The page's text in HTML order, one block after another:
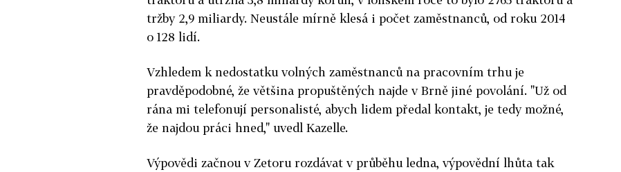
tržby 2,9 miliardy. Neustále mírně klesá i počet zaměstnanců, od roku 2014
o 128 lidí.
Vzhledem k nedostatku volných zaměstnanců na pracovním trhu je
pravděpodobné, že většina propuštěných najde v Brně jiné povolání. "Už od
rána mi telefonují personalisté, abych lidem předal kontakt, je tedy možné,
že najdou práci hned," uvedl Kazelle.
Výpovědi začnou v Zetoru rozdávat v průběhu ledna, výpovědní lhůta tak